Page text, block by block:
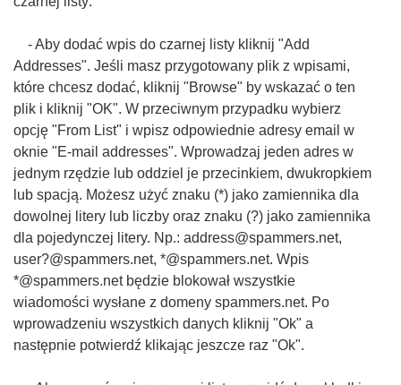
- Aby dodać wpis do czarnej listy kliknij "Add
Addresses". Jeśli masz przygotowany plik z wpisami,
które chcesz dodać, kliknij "Browse" by wskazać o ten
plik i kliknij "OK". W przeciwnym przypadku wybierz
opcję "From List" i wpisz odpowiednie adresy email w
oknie "E-mail addresses". Wprowadzaj jeden adres w
jednym rzędzie lub oddziel je przecinkiem, dwukropkiem
lub spacją. Możesz użyć znaku (*) jako zamiennika dla
dowolnej litery lub liczby oraz znaku (?) jako zamiennika
dla pojedynczej litery. Np.: address@spammers.net,
user?@spammers.net, *@spammers.net. Wpis
*@spammers.net będzie blokował wszystkie
wiadomości wysłane z domeny spammers.net. Po
wprowadzeniu wszystkich danych kliknij "Ok" a
następnie potwierdź klikając jeszcze raz "Ok".